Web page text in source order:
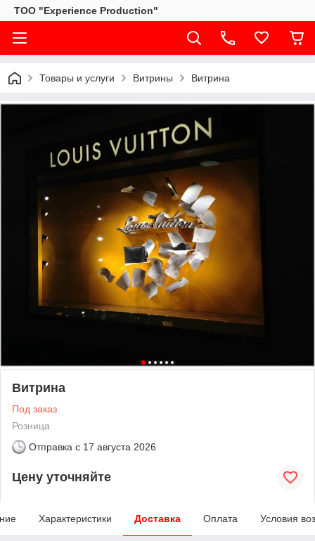
ТОО "Experience Production"
Товары и услуги Витрины Витрина
Витрина
Под заказ
Розница
Отправка с 17 августа 2026
Цену уточняйте
Характеристики Доставка Оплата Условия